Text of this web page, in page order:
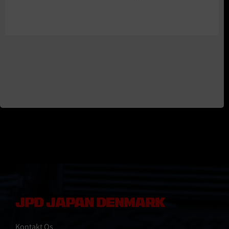
JPD JAPAN DENMARK